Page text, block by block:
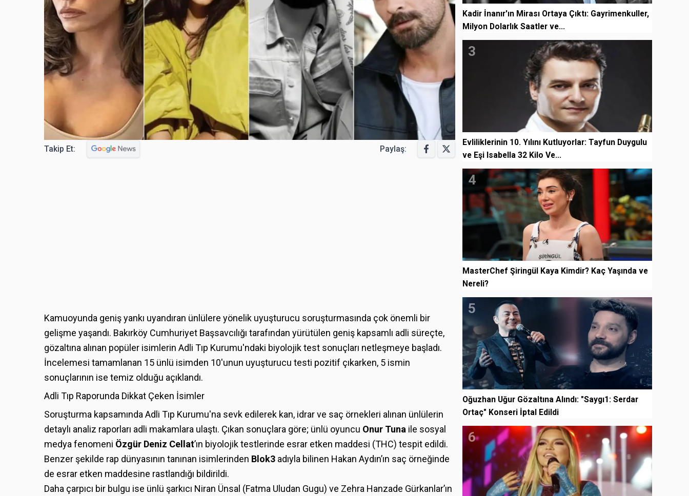
Takip Et: Paylaş:
Kamuoyunda geniş yankı uyandıran ünlülere yönelik uyuşturucu soruşturmasında çok önemli bir
gelişme yaşandı. Bakırköy Cumhuriyet Başsavcılığı tarafından yürütülen geniş kapsamlı adli süreçte,
gözaltına alınan popüler isimlerin Adli Tıp Kurumu'ndaki biyolojik test sonuçları netleşmeye başladı.
İncelemesi tamamlanan 15 ünlü isimden 10'unun uyuşturucu testi pozitif çıkarken, 5 ismin
sonuçlarının ise temiz olduğu açıklandı.
Adli Tıp Raporunda Dikkat Çeken İsimler
Soruşturma kapsamında Adli Tıp Kurumu'na sevk edilerek kan, idrar ve saç örnekleri alınan ünlülerin
detaylı analiz raporları adli makamlara ulaştı. Çıkan sonuçlara göre; ünlü oyuncu Onur Tuna ile sosyal
medya fenomeni Özgür Deniz Cellat’ın biyolojik testlerinde esrar etken maddesi (THC) tespit edildi.
Benzer şekilde rap dünyasının tanınan isimlerinden Blok3 adıyla bilinen Hakan Aydın’ın saç örneğinde
de esrar etken maddesine rastlandığı bildirildi.
Daha çarpıcı bir bulgu ise ünlü şarkıcı Niran Ünsal (Fatma Uludan Gugu) ve Zehra Hanzade Gürkanlar’ın
Kadir İnanır'ın Mirası Ortaya Çıktı: Gayrimenkuller,
Milyon Dolarlık Saatler ve...
3
Evliliklerinin 10. Yılını Kutluyorlar: Tayfun Duygulu
ve Eşi Isabella 32 Kilo Ve...
4
MasterChef Şiringül Kaya Kimdir? Kaç Yaşında ve
Nereli?
5
Oğuzhan Uğur Gözaltına Alındı: "Saygı1: Serdar
Ortaç" Konseri İptal Edildi
6